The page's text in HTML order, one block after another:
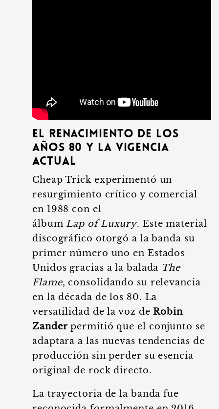
El renacimiento de los
años 80 y la vigencia
actual
Cheap Trick experimentó un
resurgimiento crítico y comercial
en 1988 con el
álbum Lap of Luxury. Este material
discográfico otorgó a la banda su
primer número uno en Estados
Unidos gracias a la balada The
Flame, consolidando su relevancia
en la década de los 80. La
versatilidad de la voz deRobin
Zanderpermitió que el conjunto se
adaptara a las nuevas tendencias de
producción sin perder su esencia
original de rock directo.
La trayectoria de la banda fue